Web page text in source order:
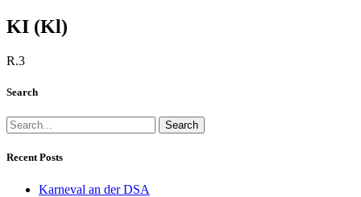
KI (Kl)
R.3
Search
Search
Recent Posts
Karneval an der DSA